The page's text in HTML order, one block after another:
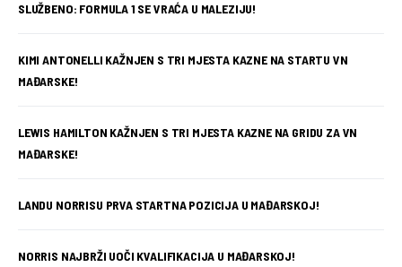
SLUŽBENO: FORMULA 1 SE VRAĆA U MALEZIJU!
KIMI ANTONELLI KAŽNJEN S TRI MJESTA KAZNE NA STARTU VN
MAĐARSKE!
LEWIS HAMILTON KAŽNJEN S TRI MJESTA KAZNE NA GRIDU ZA VN
MAĐARSKE!
LANDU NORRISU PRVA STARTNA POZICIJA U MAĐARSKOJ!
NORRIS NAJBRŽI UOČI KVALIFIKACIJA U MAĐARSKOJ!